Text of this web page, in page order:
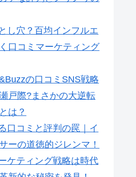
し穴？百均インフルエ
口コミマーケティング
の口コミSNS戦略
戸際?まさかの大逆転
は？
口コミと評判の罠｜イ
ーの道徳的ジレンマ！
ケティング戦略は時代